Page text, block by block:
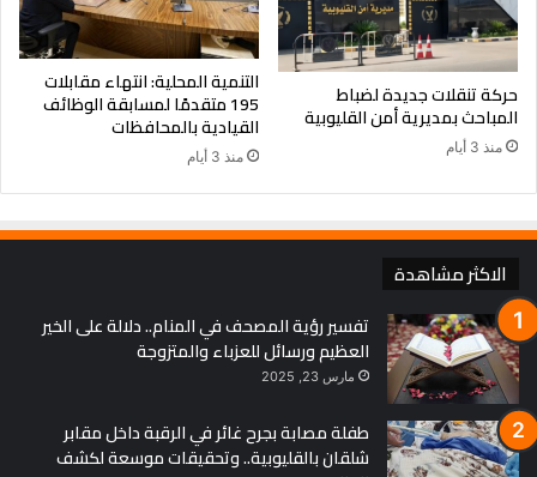
حركة تنقلات جديدة لضباط
المباحث بمديرية أمن القليوبية
منذ 3 أيام
التنمية المحلية: انتهاء مقابلات
195 متقدمًا لمسابقة الوظائف
القيادية بالمحافظات
منذ 3 أيام
الاكثر مشاهدة
تفسير رؤية المصحف في المنام.. دلالة على الخير
العظيم ورسائل للعزباء والمتزوجة
مارس 23, 2025
طفلة مصابة بجرح غائر في الرقبة داخل مقابر
شلقان بالقليوبية.. وتحقيقات موسعة لكشف